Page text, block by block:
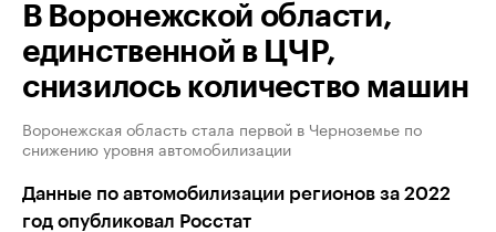
В Воронежской области,
единственной в ЦЧР,
снизилось количество машин
Воронежская область стала первой в Черноземье по
снижению уровня автомобилизации
Данные по автомобилизации регионов за 2022
год опубликовал Росстат